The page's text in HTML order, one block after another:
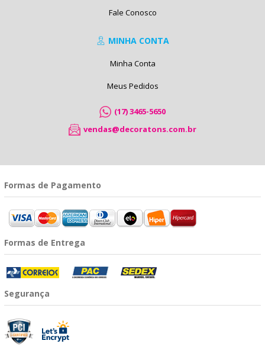
Fale Conosco
MINHA CONTA
Minha Conta
Meus Pedidos
(17) 3465-5650
vendas@decoratons.com.br
Formas de Pagamento
Formas de Entrega
Segurança